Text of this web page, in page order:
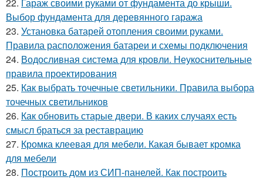
Выбор фундамента для деревянного гаража
23. Установка батарей отопления своими руками.
Правила расположения батареи и схемы подключения
24. Водосливная система для кровли. Неукоснительные
правила проектирования
25. Как выбрать точечные светильники. Правила выбора
точечных светильников
26. Как обновить старые двери. В каких случаях есть
смысл браться за реставрацию
27. Кромка клеевая для мебели. Какая бывает кромка
для мебели
28. Построить дом из СИП-панелей. Как построить